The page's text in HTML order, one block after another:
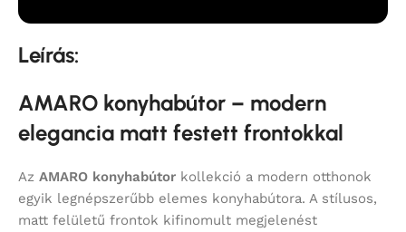
Leírás:
AMARO konyhabútor – modern
elegancia matt festett frontokkal
Az AMARO konyhabútor kollekció a modern otthonok
egyik legnépszerűbb elemes konyhabútora. A stílusos,
matt felületű frontok kifinomult megjelenést